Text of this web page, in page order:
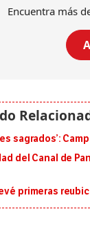
Encuentra más
sagrados’:
del Canal de
primeras